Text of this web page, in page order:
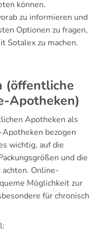
können.
zu informieren und
Optionen zu fragen,
Sotalex zu machen.
(öffentliche
Apotheken)
Apotheken als
bezogen
wichtig, auf die
und die
Online-
Möglichkeit zur
für chronisch